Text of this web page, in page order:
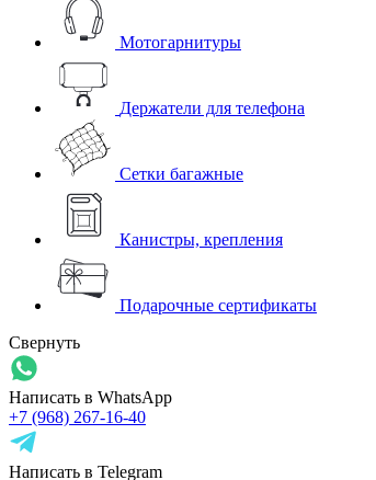
Мотогарнитуры
Держатели для телефона
Сетки багажные
Канистры, крепления
Подарочные сертификаты
Свернуть
Написать в WhatsApp
+7 (968) 267-16-40
Написать в Telegram